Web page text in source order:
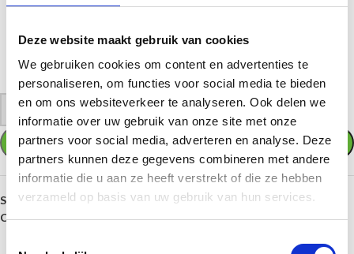
Deze website maakt gebruik van cookies
We gebruiken cookies om content en advertenties te
personaliseren, om functies voor social media te bieden
en om ons websiteverkeer te analyseren. Ook delen we
informatie over uw gebruik van onze site met onze
partners voor social media, adverteren en analyse. Deze
partners kunnen deze gegevens combineren met andere
informatie die u aan ze heeft verstrekt of die ze hebben
verzameld op basis van uw gebruik van hun services.
01. Mannenvoetbal
Wilt u een andere afbeelding of verwijderen. Klik dan weer op "KIES UW
(SPORT)AFBEELDING" en kies een andere afbeelding of verwijder hem
+
TOEVOEGEN AAN WINKELWAGEN
SKU:AK5218
Categorieën:Bekers en trofeeën,Middelgrote bekers